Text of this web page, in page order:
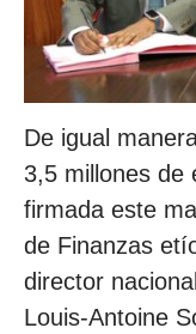
De igual
3,5 millones de
firmada este
de Finanzas
director
Louis-Antoine